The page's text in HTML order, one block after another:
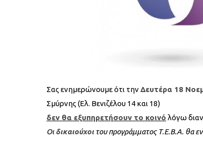
Σας ενημερώνουμε ότι τηνΔευτέρα 18
Σμύρνης (Ελ. Βενιζέλου 14 και 18)
δεν θα εξυπηρετήσουν το κοινό λόγω
Οιδικαιούχοι του προγράμματος Τ.Ε.Β.Α. θα